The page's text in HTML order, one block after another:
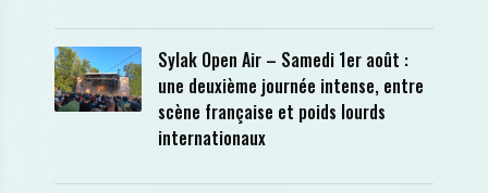
Sylak Open Air – Samedi 1er août :
une deuxième journée intense, entre
scène française et poids lourds
internationaux